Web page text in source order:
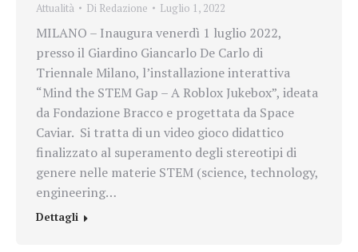
Attualità Di Redazione Luglio 1, 2022
MILANO – Inaugura venerdì 1 luglio 2022,
presso il Giardino Giancarlo De Carlo di
Triennale Milano, l’installazione interattiva
“Mind the STEM Gap – A Roblox Jukebox”, ideata
da Fondazione Bracco e progettata da Space
Caviar. Si tratta di un video gioco didattico
finalizzato al superamento degli stereotipi di
genere nelle materie STEM (science, technology,
engineering…
Dettagli